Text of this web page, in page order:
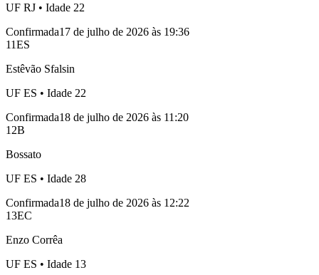
UF RJ • Idade 22
Confirmada17 de julho de 2026 às 19:36
11ES
Estêvão Sfalsin
UF ES • Idade 22
Confirmada18 de julho de 2026 às 11:20
12B
Bossato
UF ES • Idade 28
Confirmada18 de julho de 2026 às 12:22
13EC
Enzo Corrêa
UF ES • Idade 13